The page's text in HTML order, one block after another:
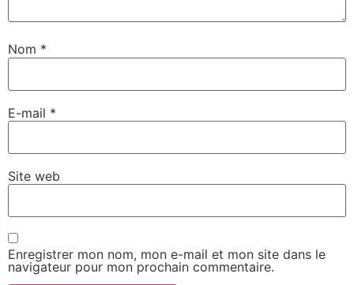
Nom *
E-mail *
Site web
Enregistrer mon nom, mon e-mail et mon site dans le
navigateur pour mon prochain commentaire.